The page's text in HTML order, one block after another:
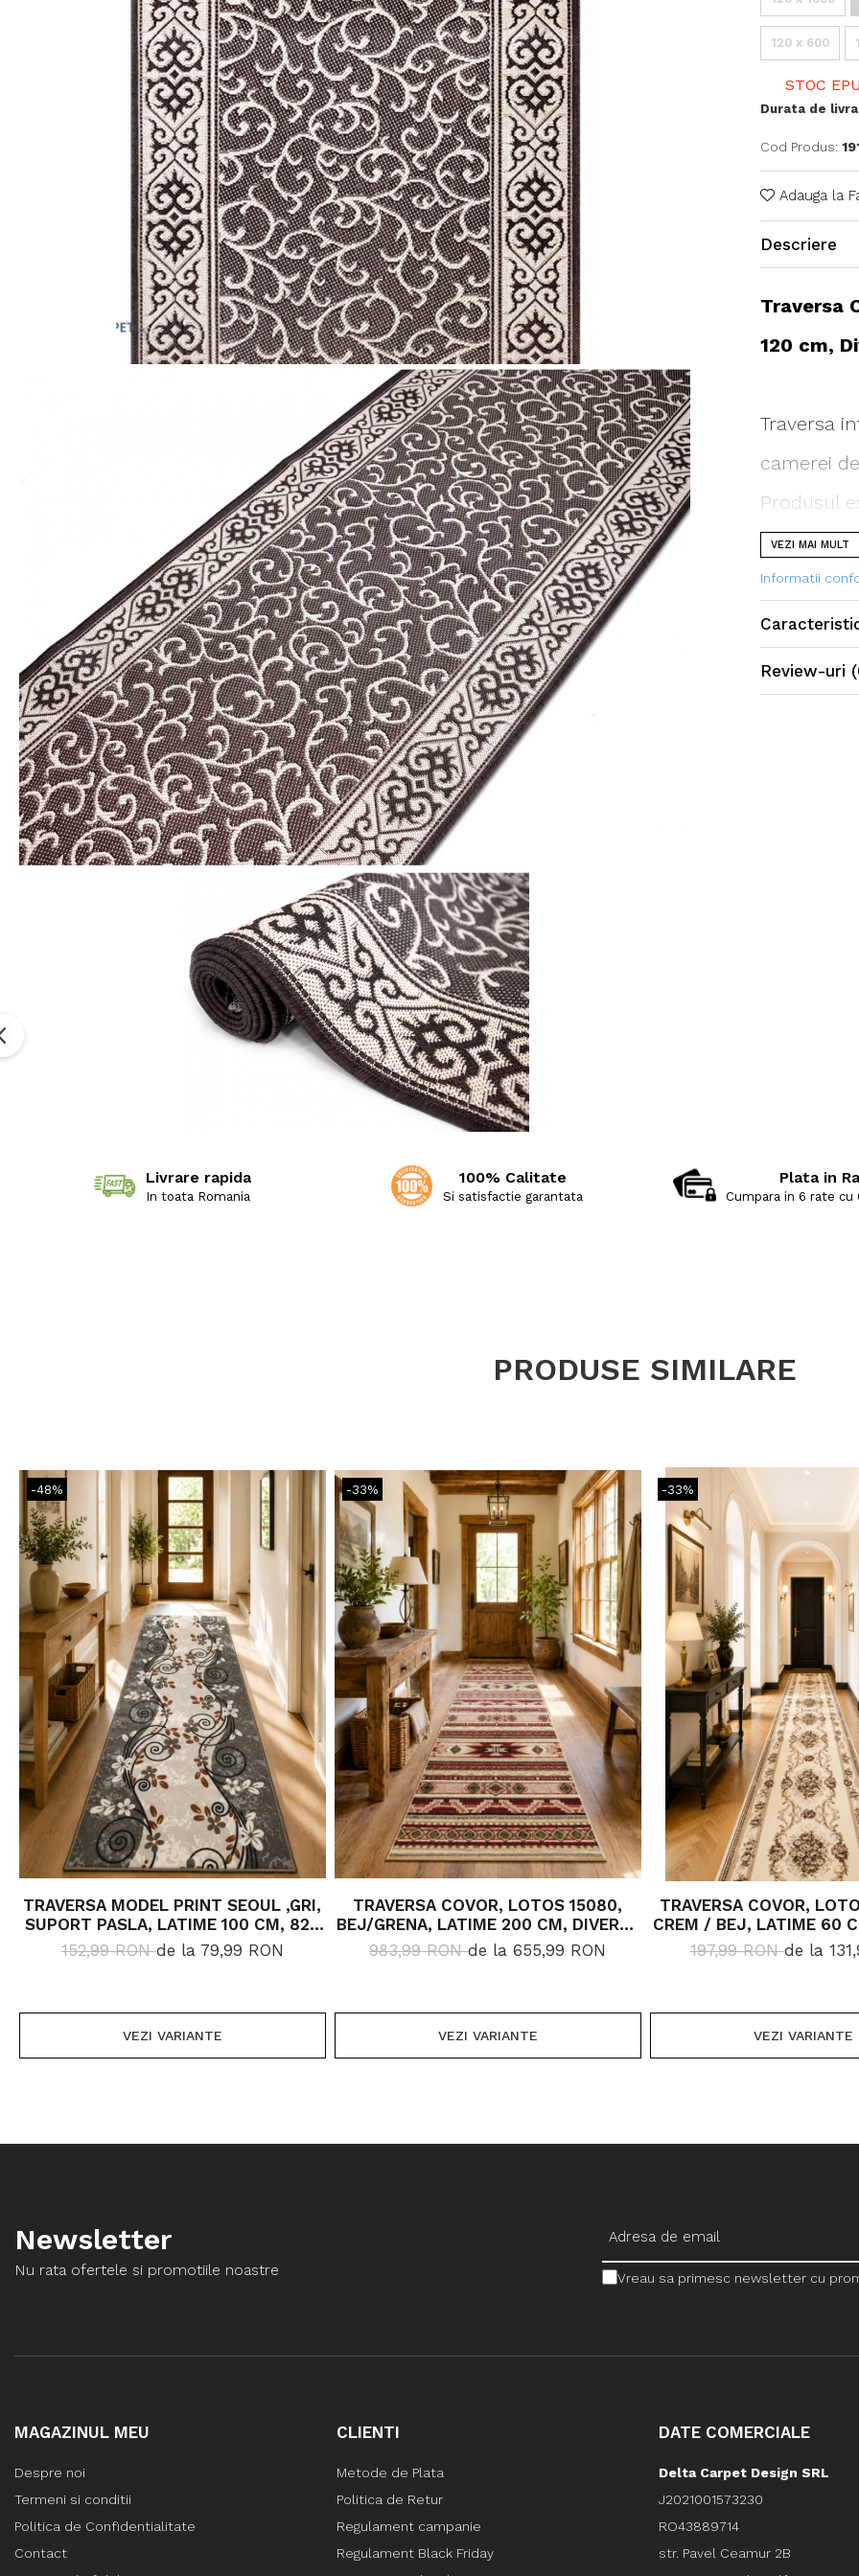
120 x 600
STOC
Durata de
Cod Produs:
Adauga la
Descriere
Traversa
120 cm,
Traversa
camerei
Produsul
un mod
covorului
Traversa
VEZI MAI MULT
Informatii
Review-uri
Livrare rapida
In toata Romania
100% Calitate
Si satisfactie garantata
Plata in
Cumpara in 6 rate cu
PRODUSE SIMILARE
-48%
TRAVERSA MODEL PRINT SEOUL ,GRI,
SUPORT PASLA, LATIME 100 CM, 820
GR/MP
152,99 RONde la 79,99 RON
VEZI VARIANTE
-33%
TRAVERSA COVOR, LOTOS 15080,
BEJ/GRENA, LATIME 200 CM, DIVERSE
LUNGIMI
983,99 RONde la 655,99 RON
VEZI VARIANTE
-33%
TRAVERSA COVOR,
CREM / BEJ, LATIME 60
LUNGIMI, 1800
197,99 RONde la
VEZI VARIANTE
Newsletter
Nu rata ofertele si promotiile noastre Vreau sa primesc newsletter cu
MAGAZINUL MEU
Despre noi
Termeni si conditii
Politica de Confidentialitate
Contact
CLIENTI
Metode de Plata
Politica de Retur
Regulament campanie
Regulament Black Friday
DATE COMERCIALE
Delta Carpet Design SRL
J2021001573230
RO43889714
str. Pavel Ceamur 2B